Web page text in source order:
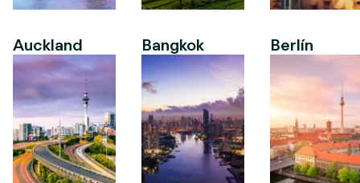
Auckland Bangkok Berlín